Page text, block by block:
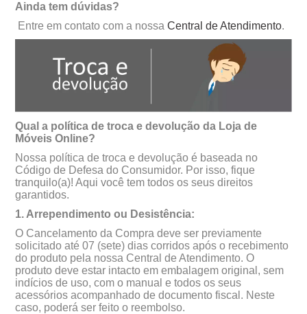
Ainda tem dúvidas?
Entre em contato com a nossaCentral de Atendimento.
Qual a política de troca e devolução da Loja de
Móveis Online?
Nossa política de troca e devolução é baseada no
Código de Defesa do Consumidor. Por isso, fique
tranquilo(a)! Aqui você tem todos os seus direitos
garantidos.
1. Arrependimento ou Desistência:
O Cancelamento da Compra deve ser previamente
solicitado até 07 (sete) dias corridos após o recebimento
do produto pela nossa Central de Atendimento. O
produto deve estar intacto em embalagem original, sem
indícios de uso, com o manual e todos os seus
acessórios acompanhado de documento fiscal. Neste
caso, poderá ser feito o reembolso.